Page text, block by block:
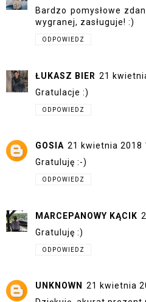
Bardzo pomysłowe
wygranej, zasługuje! :)
ODPOWIEDZ
ŁUKASZ BIER 21
Gratulacje :)
ODPOWIEDZ
GOSIA 21 kwietnia 2018
Gratuluję :-)
ODPOWIEDZ
MARCEPANOWY KĄCIK
Gratuluję :)
ODPOWIEDZ
UNKNOWN
21 kwietnia